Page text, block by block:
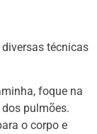
técnicas
foque na
pulmões.
o corpo e